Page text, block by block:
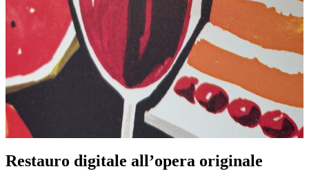
Restauro digitale all’opera originale